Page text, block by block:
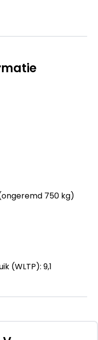
750 kg)
(WLTP): 9,1